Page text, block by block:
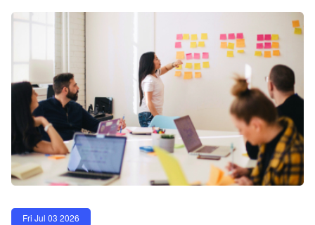
Fri Jul 03 2026